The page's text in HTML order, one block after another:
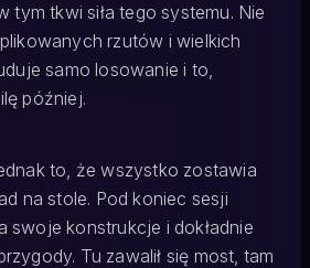
tym tkwi siła tego systemu. Nie
rzutów i wielkich
samo losowanie i to,
później.
to, że wszystko zostawia
na stole. Pod koniec sesji
swoje konstrukcje i dokładnie
Tu zawalił się most, tam